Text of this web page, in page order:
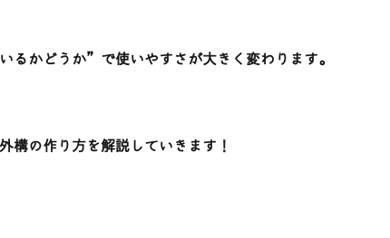
るかどうか”で使いやすさが大きく変わります。
構の作り方を解説していきます！